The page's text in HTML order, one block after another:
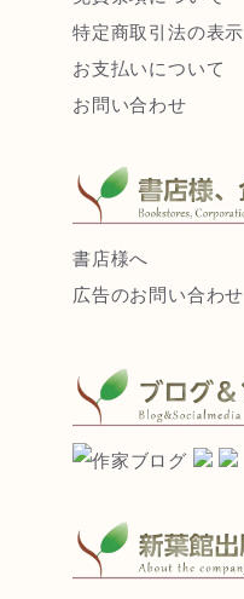
特定商取引法の表示
お支払いについて
お問い合わせ
書店様へ
広告のお問い合わせ